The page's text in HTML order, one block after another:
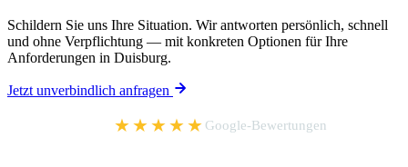
Schildern Sie uns Ihre Situation. Wir antworten persönlich, schnell
und ohne Verpflichtung — mit konkreten Optionen für Ihre
Anforderungen in Duisburg.
Jetzt unverbindlich anfragen
★★★★★ Google-Bewertungen